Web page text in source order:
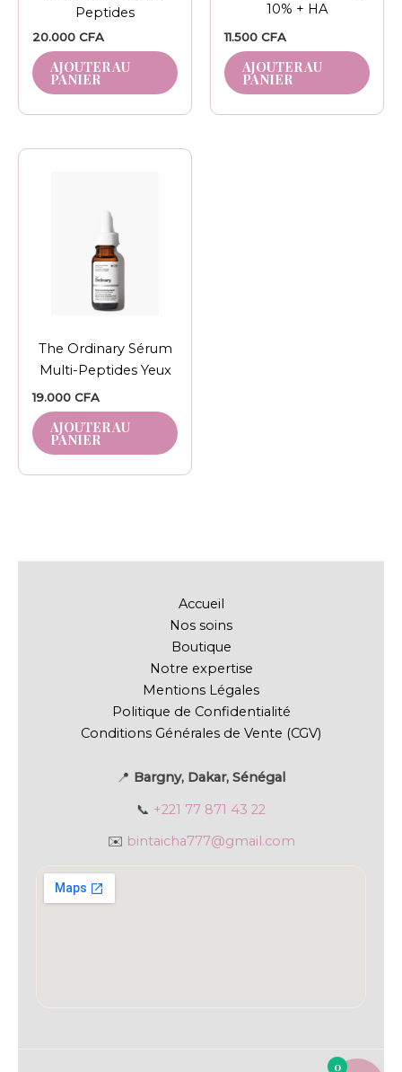
Peptides
20.000 CFA
AJOUTER AU
PANIER
10% + HA
11.500 CFA
AJOUTER AU
PANIER
The Ordinary Sérum
Multi-Peptides Yeux
19.000 CFA
AJOUTER AU
PANIER
Accueil
Nos soins
Boutique
Notre expertise
Mentions Légales
Politique de Confidentialité
Conditions Générales de Vente (CGV)
📍 Bargny, Dakar, Sénégal
📞 +221 77 871 43 22
✉️ bintaicha777@gmail.com
0